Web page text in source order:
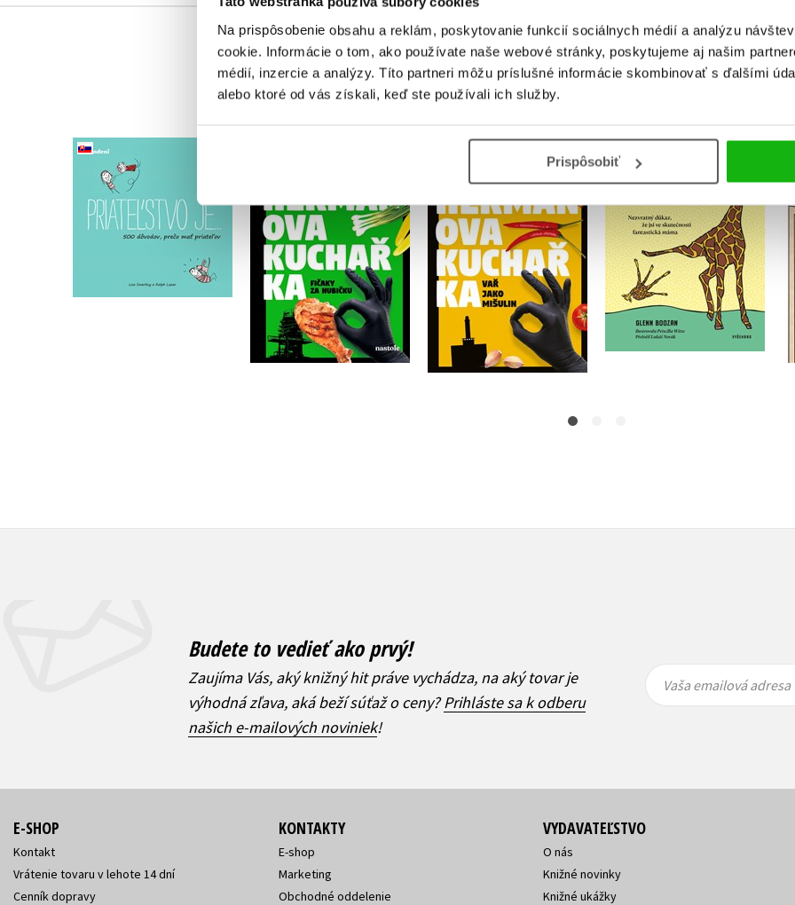
Na prispôsobenie obsahu a reklám, poskytovanie funkcií sociálnych médií a analýzu
cookie. Informácie o tom, ako používate naše webové stránky, poskytujeme aj našim
médií, inzercie a analýzy. Títo partneri môžu príslušné informácie skombinovať s ďalšími
alebo ktoré od vás získali, keď ste používali ich služby.
Prispôsobiť
KUPUJEME S
Priateľstvo je…
Lisa Swerlingová
,
Ralph Lazar
Do košíka
15,72 €
Heřmanova kuchařka
Ostravsky Gastrošef
Do košíka
15,72 €
Jsou i daleko horší
matky než ty
Do košíka
10,19 €
Budete to vedieť ako prvý!
Zaujíma Vás, aký knižný hit práve vychádza, na aký tovar je
výhodná zľava, aká beží súťaž o ceny?Prihláste sa k odberu
našich e-mailových noviniek!
emailová
emailová
Vaša emailová adresa
E-SHOP
Kontakt
Vrátenie tovaru v lehote 14 dní
Cenník dopravy
KONTAKTY
E-shop
Marketing
Obchodné oddelenie
VYDAVATEĽSTVO
O nás
Knižné novinky
Knižné ukážky